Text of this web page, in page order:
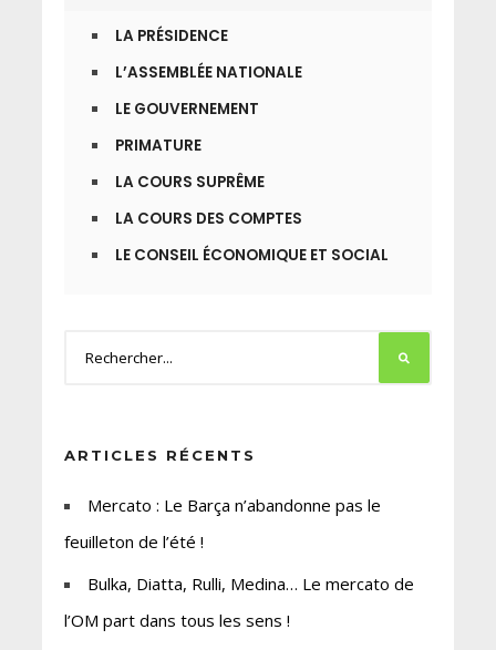
LA PRÉSIDENCE
L’ASSEMBLÉE NATIONALE
LE GOUVERNEMENT
PRIMATURE
LA COURS SUPRÊME
LA COURS DES COMPTES
LE CONSEIL ÉCONOMIQUE ET SOCIAL
ARTICLES RÉCENTS
Mercato : Le Barça n’abandonne pas le
feuilleton de l’été !
Bulka, Diatta, Rulli, Medina… Le mercato de
l’OM part dans tous les sens !